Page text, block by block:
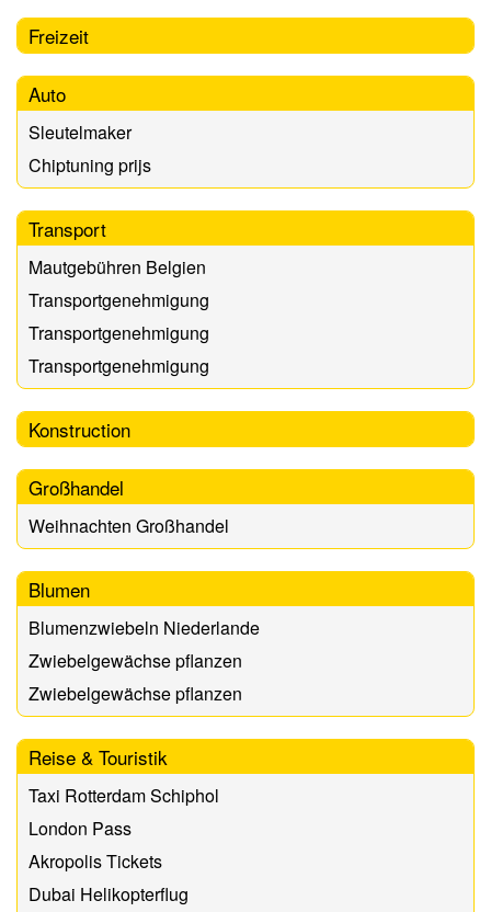
Freizeit
Auto
Sleutelmaker
Chiptuning prijs
Transport
Mautgebühren Belgien
Transportgenehmigung
Transportgenehmigung
Transportgenehmigung
Konstruction
Großhandel
Weihnachten Großhandel
Blumen
Blumenzwiebeln Niederlande
Zwiebelgewächse pflanzen
Zwiebelgewächse pflanzen
Reise & Touristik
Taxi Rotterdam Schiphol
London Pass
Akropolis Tickets
Dubai Helikopterflug